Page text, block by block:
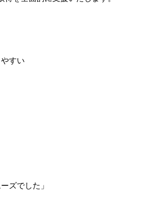
すい
ズでした」